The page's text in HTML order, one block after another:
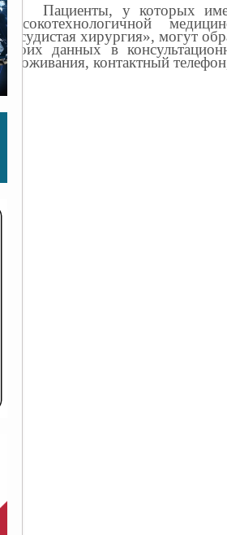
Пациенты, у которых
высокотехнологичной
сосудистая хирургия», могут
своих данных в
проживания, контактный